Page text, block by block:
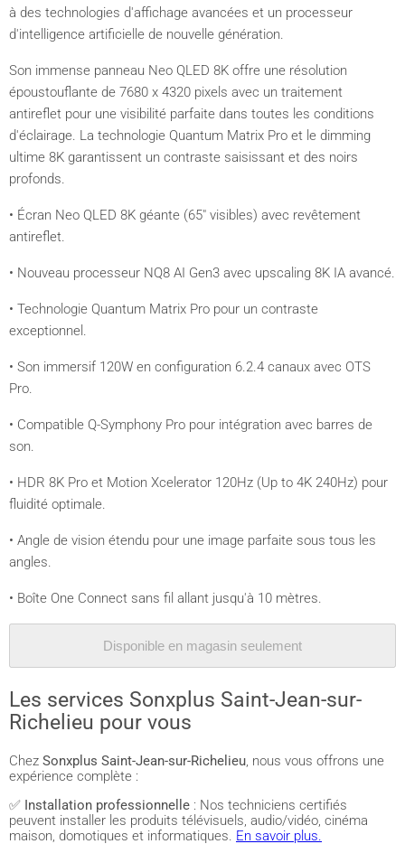
à des technologies d'affichage avancées et un processeur
d'intelligence artificielle de nouvelle génération.
Son immense panneau Neo QLED 8K offre une résolution
époustouflante de 7680 x 4320 pixels avec un traitement
antireflet pour une visibilité parfaite dans toutes les conditions
d'éclairage. La technologie Quantum Matrix Pro et le dimming
ultime 8K garantissent un contraste saisissant et des noirs
profonds.
• Écran Neo QLED 8K géante (65" visibles) avec revêtement
antireflet.
• Nouveau processeur NQ8 AI Gen3 avec upscaling 8K IA avancé.
• Technologie Quantum Matrix Pro pour un contraste
exceptionnel.
• Son immersif 120W en configuration 6.2.4 canaux avec OTS
Pro.
• Compatible Q-Symphony Pro pour intégration avec barres de
son.
• HDR 8K Pro et Motion Xcelerator 120Hz (Up to 4K 240Hz) pour
fluidité optimale.
• Angle de vision étendu pour une image parfaite sous tous les
angles.
• Boîte One Connect sans fil allant jusqu'à 10 mètres.
Disponible en magasin seulement
Les services Sonxplus Saint-Jean-sur-
Richelieu pour vous
Chez Sonxplus Saint-Jean-sur-Richelieu, nous vous offrons une
expérience complète :
✅ Installation professionnelle : Nos techniciens certifiés
peuvent installer les produits télévisuels, audio/vidéo, cinéma
maison, domotiques et informatiques. En savoir plus.